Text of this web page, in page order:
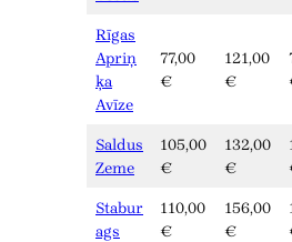
Rīgas
Apriņ
ķa
Avīze
77,00
€
121,00
€
Saldus
Zeme
105,00
€
132,00
€
Stabur
ags
110,00
€
156,00
€